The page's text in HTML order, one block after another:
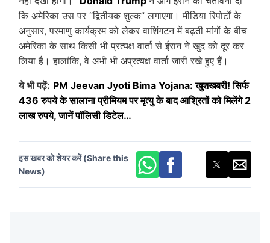
कि अमेरिका उस पर “द्वितीयक शुल्क” लगाएगा। मीडिया रिपोर्टों के
अनुसार, परमाणु कार्यक्रम को लेकर वाशिंगटन में बढ़ती मांगों के बीच
अमेरिका के साथ किसी भी प्रत्यक्ष वार्ता से ईरान ने खुद को दूर कर
लिया है। हालांकि, वे अभी भी अप्रत्यक्ष वार्ता जारी रखे हुए हैं।
ये भी पढ़ें: PM Jeevan Jyoti Bima Yojana: खुशखबरी! सिर्फ
436 रुपये के सालाना प्रीमियम पर मृत्यु के बाद आश्रितों को मिलेंगे 2
लाख रुपये, जानें पॉलिसी डिटेल…
इस खबर को शेयर करें (Share this
News)